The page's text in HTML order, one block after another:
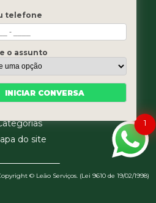
Home
somos
Serviços
Blog
Categorias
Mapa do site
© Leão Serviços. (Lei 9610 de 19/02/1998)
1
telefone
o assunto
INICIAR CONVERSA